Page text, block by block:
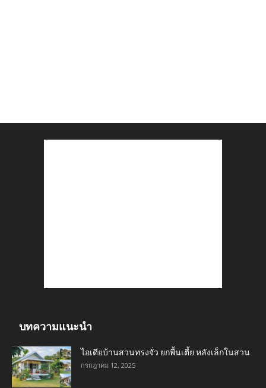
บทความแนะนำ
ไอเดียบ้านสวนทรงจั่ว ยกพื้นเตี้ย หลังเล็กในสวน
กรกฎาคม 12, 2025